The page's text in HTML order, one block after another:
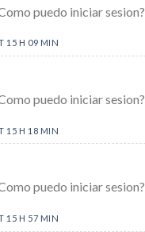
puedo iniciar sesion?
15 H 09 MIN
puedo iniciar sesion?
15 H 18 MIN
puedo iniciar sesion?
15 H 57 MIN